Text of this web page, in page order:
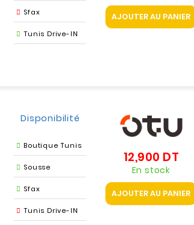
Sfax
Tunis Drive-IN
AJOUTER AU PANIER
Disponibilité
Boutique Tunis
Sousse
Sfax
Tunis Drive-IN
12,900 DT
En stock
AJOUTER AU PANIER